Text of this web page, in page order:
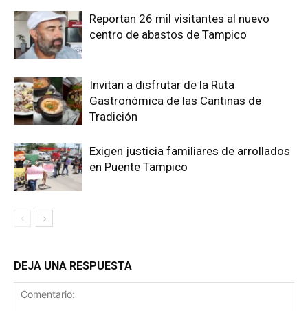
Reportan 26 mil visitantes al nuevo
centro de abastos de Tampico
Invitan a disfrutar de la Ruta
Gastronómica de las Cantinas de
Tradición
Exigen justicia familiares de arrollados
en Puente Tampico
DEJA UNA RESPUESTA